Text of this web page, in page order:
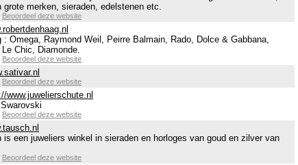
merken, sieraden, edelstenen etc.
Beoordeel deze website
: Omega, Raymond Weil, Peirre Balmain, Rado, Dolce & Gabbana,
Chic, Diamonde.
Beoordeel deze website
Beoordeel deze website
www.juwelierschute.nl
Beoordeel deze website
is een juweliers winkel in sieraden en horloges van goud en zilver van
Beoordeel deze website